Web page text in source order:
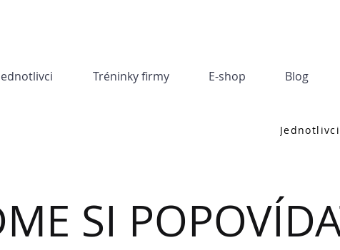
Tréninky firmy E-shop Blog
Jednotlivci
SI